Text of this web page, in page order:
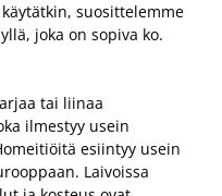
suosittelemme
joka on sopiva ko.
tai liinaa
ilmestyy usein
esiintyy usein
Laivoissa